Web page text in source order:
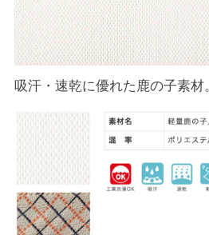
吸汗・速乾に優れた鹿の子素材。